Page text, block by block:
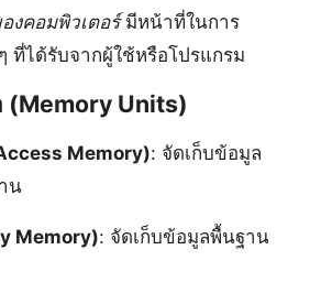
งคอมพิวเตอร์มีหน้าที่ในการ
ที่ได้รับจากผู้ใช้หรือโปรแกรม
(Memory Units)
Memory): จัดเก็บข้อมูล
น
Memory): จัดเก็บข้อมูลพื้นฐาน